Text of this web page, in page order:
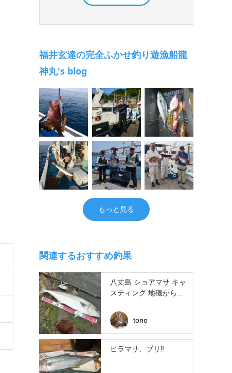
福井玄達の完全ふかせ釣り遊漁船龍
神丸's blog
もっと見る
関連するおすすめ釣果
八丈島 ショアマサ キャ
スティング 地磯から...
tono
ヒラマサ、ブリ‼︎